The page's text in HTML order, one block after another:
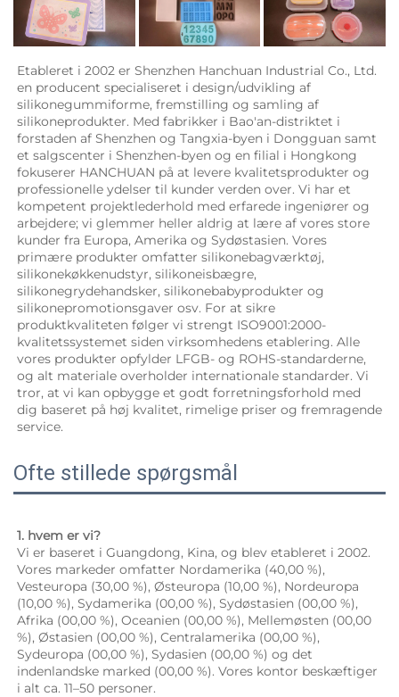
Etableret i 2002 er Shenzhen Hanchuan Industrial Co., Ltd.
en producent specialiseret i design/udvikling af
silikonegummiforme, fremstilling og samling af
silikoneprodukter. Med fabrikker i Bao'an-distriktet i
forstaden af Shenzhen og Tangxia-byen i Dongguan samt
et salgscenter i Shenzhen-byen og en filial i Hongkong
fokuserer HANCHUAN på at levere kvalitetsprodukter og
professionelle ydelser til kunder verden over. Vi har et
kompetent projektlederhold med erfarede ingeniører og
arbejdere; vi glemmer heller aldrig at lære af vores store
kunder fra Europa, Amerika og Sydøstasien. Vores
primære produkter omfatter silikonebagværktøj,
silikonekøkkenudstyr, silikoneisbægre,
silikonegrydehandsker, silikonebabyprodukter og
silikonepromotionsgaver osv. For at sikre
produktkvaliteten følger vi strengt ISO9001:2000-
kvalitetssystemet siden virksomhedens etablering. Alle
vores produkter opfylder LFGB- og ROHS-standarderne,
og alt materiale overholder internationale standarder. Vi
tror, at vi kan opbygge et godt forretningsforhold med
dig baseret på høj kvalitet, rimelige priser og fremragende
service.
Ofte stillede spørgsmål
1. hvem er vi?
Vi er baseret i Guangdong, Kina, og blev etableret i 2002.
Vores markeder omfatter Nordamerika (40,00 %),
Vesteuropa (30,00 %), Østeuropa (10,00 %), Nordeuropa
(10,00 %), Sydamerika (00,00 %), Sydøstasien (00,00 %),
Afrika (00,00 %), Oceanien (00,00 %), Mellemøsten (00,00
%), Østasien (00,00 %), Centralamerika (00,00 %),
Sydeuropa (00,00 %), Sydasien (00,00 %) og det
indenlandske marked (00,00 %). Vores kontor beskæftiger
i alt ca. 11–50 personer.